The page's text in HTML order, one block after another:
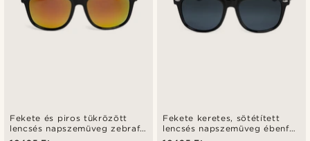
Fekete és piros tükrözött
lencsés napszemüveg zebrafa
szárakkal
Fekete keretes, sötétített
lencsés napszemüveg ébenfa
szárakkal